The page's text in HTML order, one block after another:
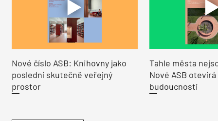
Nové číslo ASB: Knihovny jako
poslední skutečně veřejný
prostor
Tahle města
Nové ASB
budoucnosti